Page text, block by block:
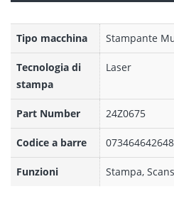
Tipo macchina Stampante
Tecnologia di
stampa
Laser
Part Number 24Z0675
Codice a barre
Funzioni Stampa,